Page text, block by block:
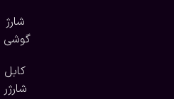
شارژ
گوشی
کابل
شارژر